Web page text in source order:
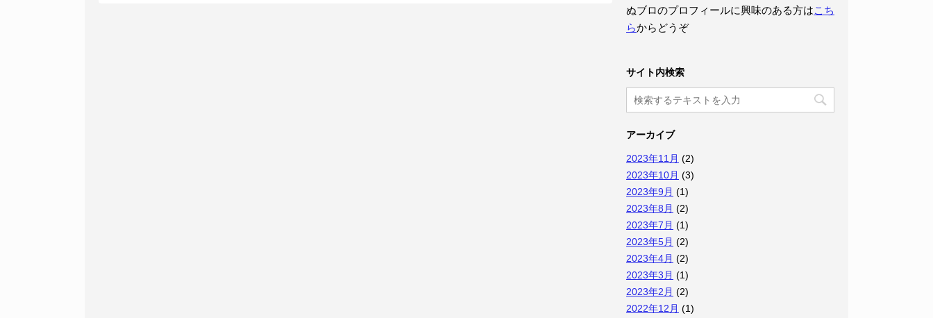
ぬブロのプロフィールに興味のある方はこち
らからどうぞ
サイト内検索
アーカイブ
2023年11月 (2)
2023年10月 (3)
2023年9月 (1)
2023年8月 (2)
2023年7月 (1)
2023年5月 (2)
2023年4月 (2)
2023年3月 (1)
2023年2月 (2)
2022年12月 (1)